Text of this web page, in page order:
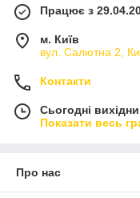
Працює з
м. Київ
вул. Салютна 2,
Контакти
Сьогодні
Показати весь
Про нас